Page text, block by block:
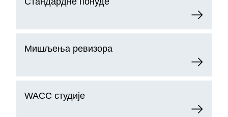
Мишљења ревизора
WACC студије